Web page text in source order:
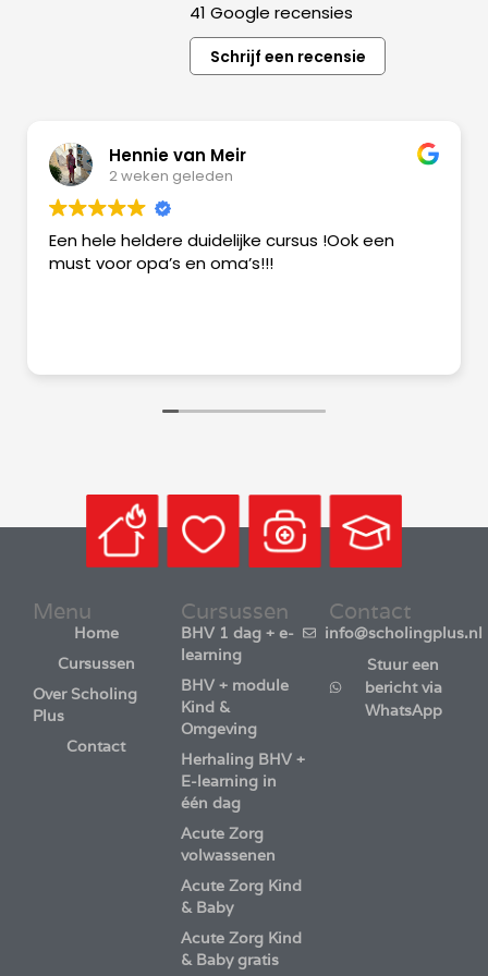
41 Google recensies
Schrijf een recensie
Hennie van Meir
2 weken geleden
Een hele heldere duidelijke cursus !Ook een
must voor opa’s en oma’s!!!
Menu
Home
Cursussen
Over Scholing
Plus
Contact
Cursussen
BHV 1 dag + e-
learning
BHV + module
Kind &
Omgeving
Herhaling BHV +
E-learning in
één dag
Acute Zorg
volwassenen
Acute Zorg Kind
& Baby
Acute Zorg Kind
& Baby gratis
Contact
info@scholingplus.nl
Stuur een
bericht via
WhatsApp